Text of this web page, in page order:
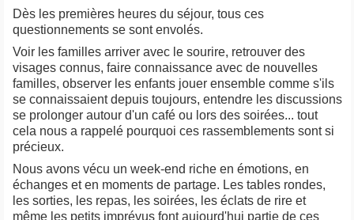
Dès les premières heures du séjour, tous ces
questionnements se sont envolés.
Voir les familles arriver avec le sourire, retrouver des
visages connus, faire connaissance avec de nouvelles
familles, observer les enfants jouer ensemble comme s'ils
se connaissaient depuis toujours, entendre les discussions
se prolonger autour d'un café ou lors des soirées... tout
cela nous a rappelé pourquoi ces rassemblements sont si
précieux.
Nous avons vécu un week-end riche en émotions, en
échanges et en moments de partage. Les tables rondes,
les sorties, les repas, les soirées, les éclats de rire et
même les petits imprévus font aujourd'hui partie de ces